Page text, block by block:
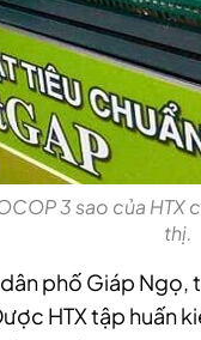
3 sao của
thị.
phố Giáp Ngọ,
HTX tập huấn